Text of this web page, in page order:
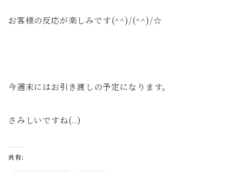
お客様の反応が楽しみです(^^)/(^^)/☆
今週末にはお引き渡しの予定になります。
さみしいですね(..)
共有: